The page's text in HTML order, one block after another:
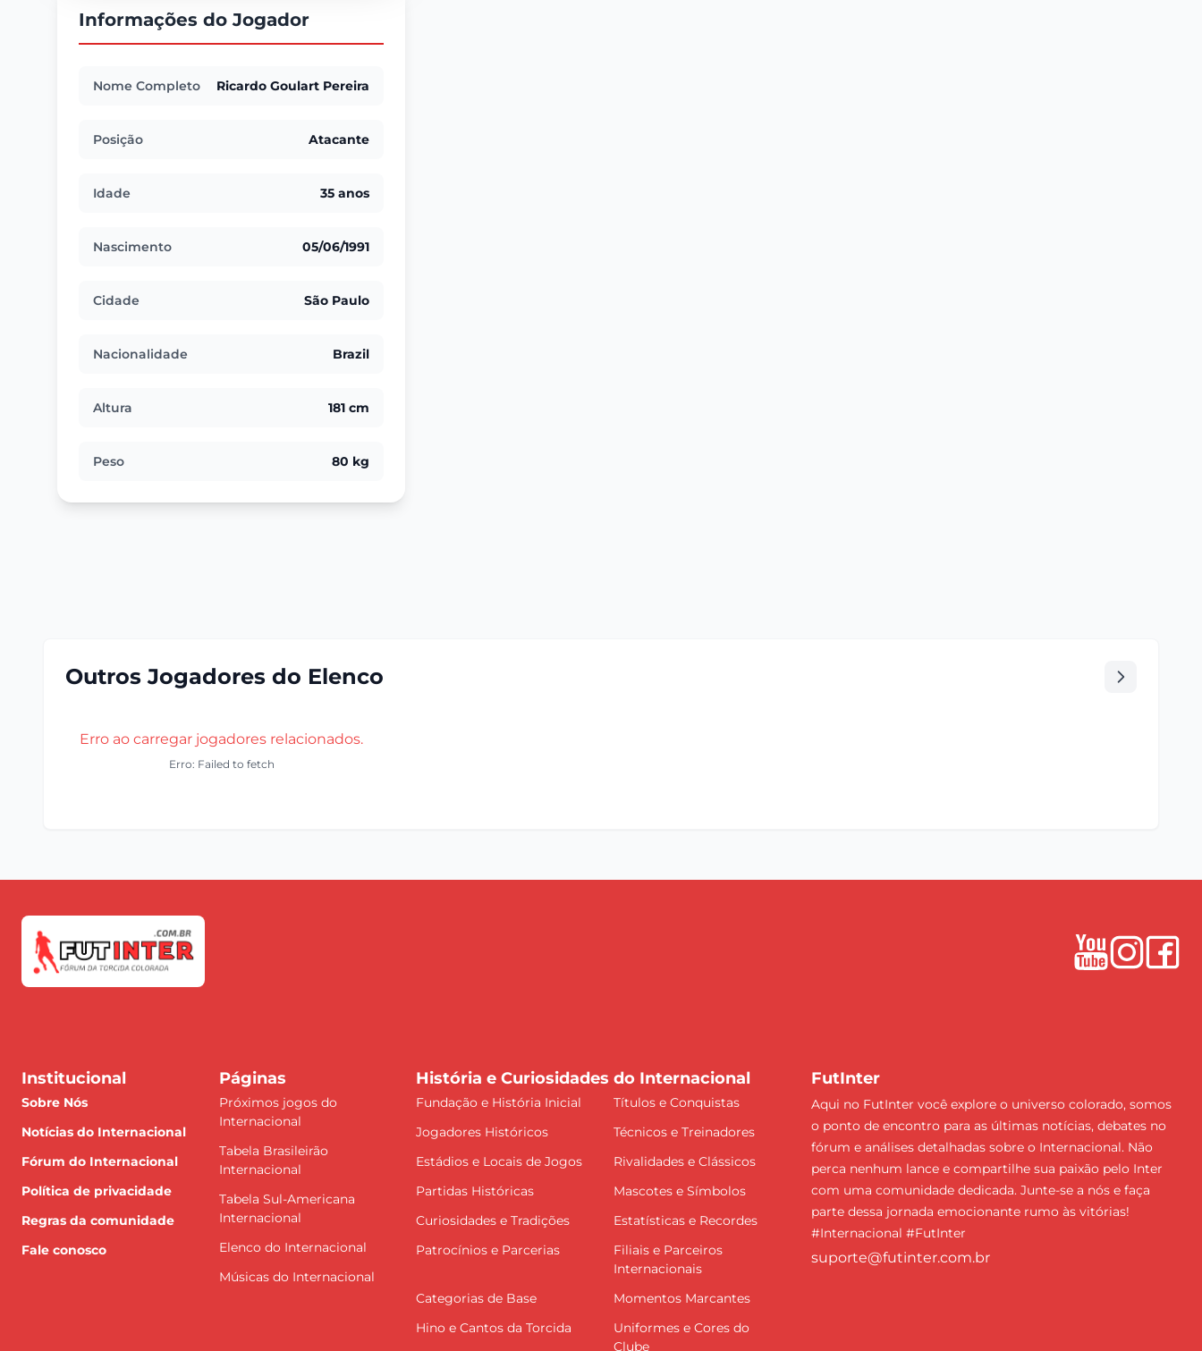
Informações do Jogador
Nome Completo Ricardo Goulart Pereira
Posição Atacante
Idade 35 anos
Nascimento 05/06/1991
Cidade São Paulo
Nacionalidade Brazil
Altura 181 cm
Peso 80 kg
Outros Jogadores do Elenco
Erro ao carregar jogadores relacionados.
Erro: Failed to fetch
Institucional
Sobre Nós
Notícias do Internacional
Fórum do Internacional
Política de privacidade
Regras da comunidade
Fale conosco
Páginas
Próximos jogos do
Internacional
Tabela Brasileirão
Internacional
Tabela Sul-Americana
Internacional
Elenco do Internacional
Músicas do Internacional
História e Curiosidades do Internacional
Fundação e História Inicial
Títulos e Conquistas
Jogadores Históricos
Técnicos e Treinadores
Estádios e Locais de Jogos
Rivalidades e Clássicos
Partidas Históricas
Mascotes e Símbolos
Curiosidades e Tradições
Estatísticas e Recordes
Patrocínios e Parcerias
Filiais e Parceiros
Internacionais
Categorias de Base
Momentos Marcantes
Hino e Cantos da Torcida
Uniformes e Cores do
Clube
FutInter
Aqui no FutInter você explore o universo colorado, somos
o ponto de encontro para as últimas notícias, debates no
fórum e análises detalhadas sobre o Internacional. Não
perca nenhum lance e compartilhe sua paixão pelo Inter
com uma comunidade dedicada. Junte-se a nós e faça
parte dessa jornada emocionante rumo às vitórias!
#Internacional #FutInter
suporte@futinter.com.br